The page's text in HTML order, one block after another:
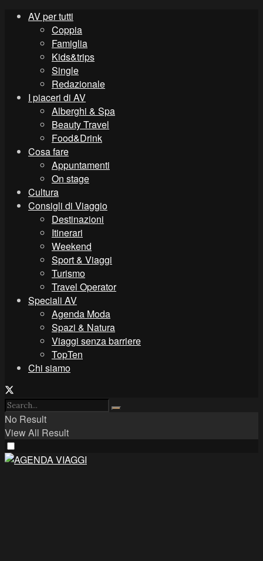
AV per tutti
Coppia
Famiglia
Kids&trips
Single
Redazionale
I piaceri di AV
Alberghi & Spa
Beauty Travel
Food&Drink
Cosa fare
Appuntamenti
On stage
Cultura
Consigli di Viaggio
Destinazioni
Itinerari
Weekend
Sport & Viaggi
Turismo
Travel Operator
Speciali AV
Agenda Moda
Spazi & Natura
Viaggi senza barriere
TopTen
Chi siamo
No Result
View All Result